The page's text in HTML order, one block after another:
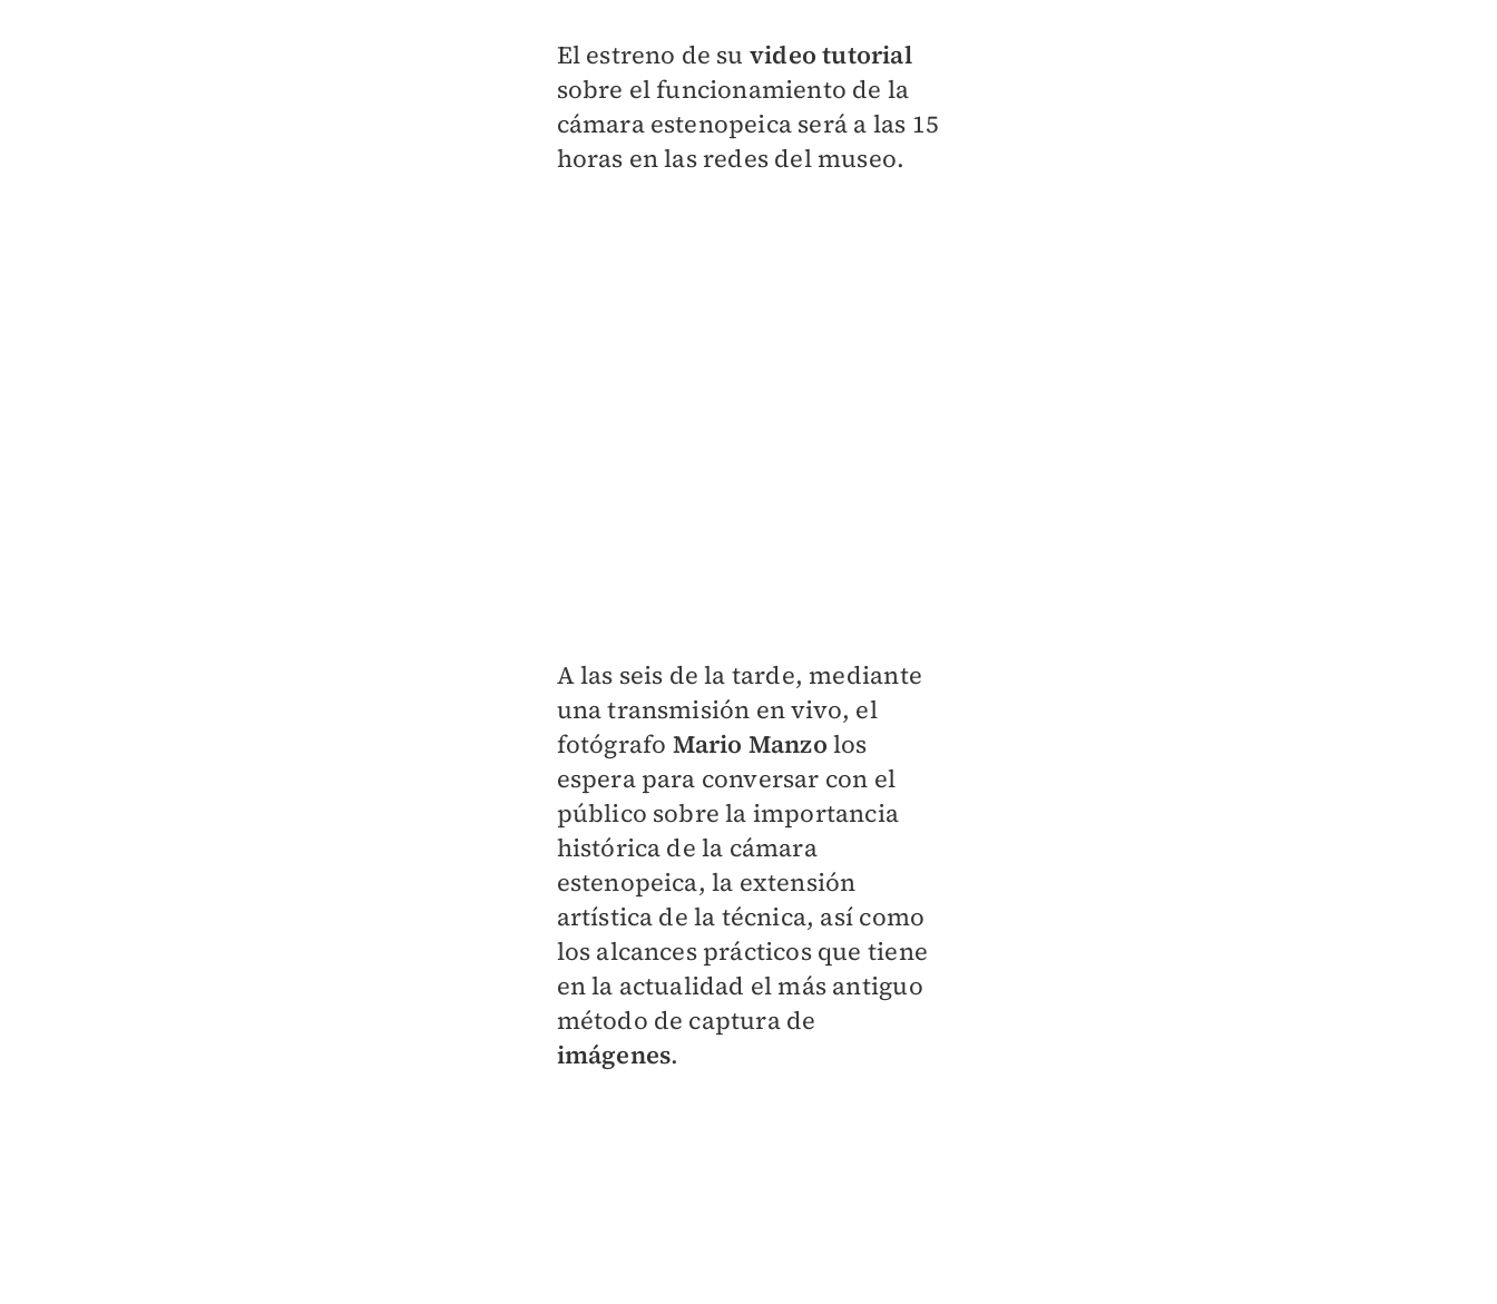
El estreno de su video tutorial
sobre el funcionamiento de la
cámara estenopeica será a las 15
horas en las redes del museo.
A las seis de la tarde, mediante
una transmisión en vivo, el
fotógrafo Mario Manzo los
espera para conversar con el
público sobre la importancia
histórica de la cámara
estenopeica, la extensión
artística de la técnica, así como
los alcances prácticos que tiene
en la actualidad el más antiguo
método de captura de
imágenes.